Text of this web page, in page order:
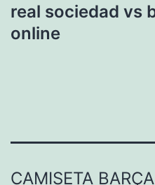
real sociedad vs
online
CAMISETA